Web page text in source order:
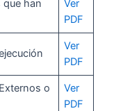
que han
Ver
PDF
Ver
PDF
o
Ver
PDF